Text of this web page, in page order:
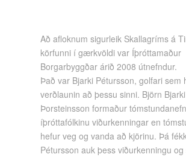
Að afloknum sigurleik Skallagríms á
körfunni í gærkvöldi var Íþróttamaður
Borgarbyggðar árið 2008 útnefndur.
Það var Bjarki Pétursson, golfari sem
verðlaunin að þessu sinni. Björn Bjarki
Þorsteinsson formaður
íþróttafólkinu viðurkenningar en
hefur veg og vanda að kjörinu. Þá
Pétursson auk þess viðurkenningu